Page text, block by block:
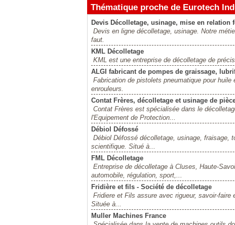
Thématique proche de Eurotech
Devis Décolletage, usinage, mise en relation
Devis en ligne décolletage, usinage. Notre
faut.
KML Décolletage
KML est une entreprise de décolletage de
ALGI fabricant de pompes de graissage,
Fabrication de pistolets pneumatique pour
enrouleurs.
Contat Frères, décolletage et usinage de
Contat Frères est spécialisée dans le
l'Equipement de Protection...
Débiol Défossé
Débiol Défossé décolletage, usinage, fraisage,
scientifique. Situé à...
FML Décolletage
Entreprise de décolletage à Cluses, Haute-
automobile, régulation, sport,...
Fridière et fils - Société de décolletage
Fridiere et Fils assure avec rigueur, savoir-
Située à...
Muller Machines France